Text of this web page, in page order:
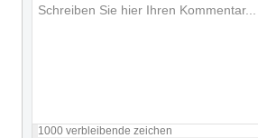
1000 verbleibende zeichen